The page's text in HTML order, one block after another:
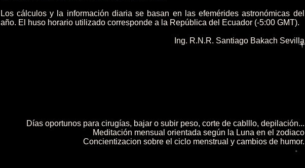
Días oportunos para cirugías, bajar o subir peso, corte de cablllo, depilación...
Meditación mensual orientada según la Luna en el zodiaco
Concientizacion sobre el ciclo menstrual y cambios de humor.
Los cálculos y la información diaria se basan en las efemérides astronómicas del
año. El huso horario utilizado corresponde a la República del Ecuador (-5:00 GMT).
Ing. R.N.R. Santiago Bakach Sevilla